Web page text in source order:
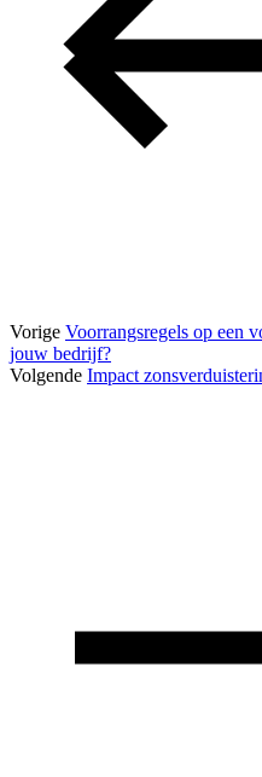
Vorige Voorrangsregels op een
jouw bedrijf?
Volgende Impact